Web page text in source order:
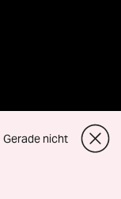
Gerade nicht